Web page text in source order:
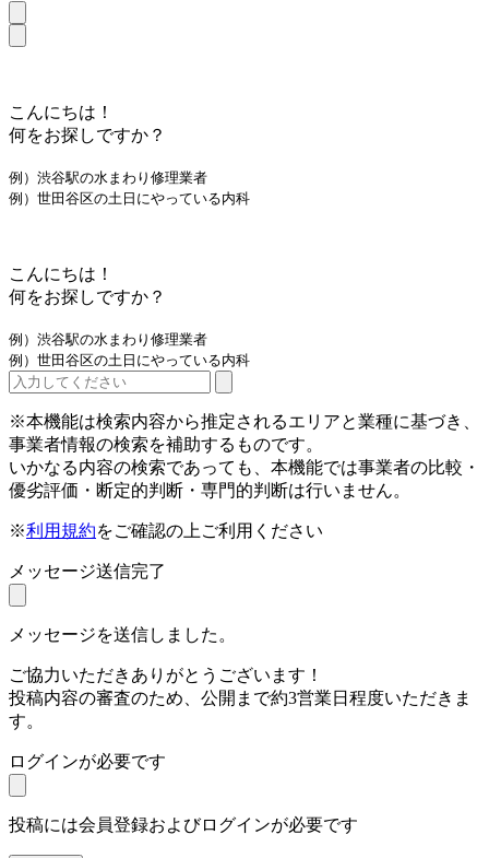
こんにちは！
何をお探しですか？
例）渋谷駅の水まわり修理業者
例）世田谷区の土日にやっている内科
こんにちは！
何をお探しですか？
例）渋谷駅の水まわり修理業者
例）世田谷区の土日にやっている内科
※本機能は検索内容から推定されるエリアと業種に基づき、
事業者情報の検索を補助するものです。
いかなる内容の検索であっても、本機能では事業者の比較・
優劣評価・断定的判断・専門的判断は行いません。
※利用規約をご確認の上ご利用ください
メッセージ送信完了
メッセージを送信しました。
ご協力いただきありがとうございます！
投稿内容の審査のため、公開まで約3営業日程度いただきま
す。
ログインが必要です
投稿には会員登録およびログインが必要です